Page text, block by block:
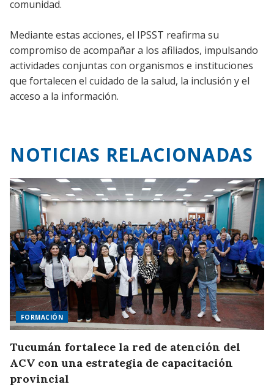
comunidad.
Mediante estas acciones, el IPSST reafirma su
compromiso de acompañar a los afiliados, impulsando
actividades conjuntas con organismos e instituciones
que fortalecen el cuidado de la salud, la inclusión y el
acceso a la información.
NOTICIAS RELACIONADAS
FORMACIÓN
Tucumán fortalece la red de atención del
ACV con una estrategia de capacitación
provincial